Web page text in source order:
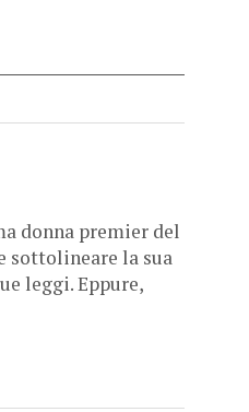
donna premier del
sottolineare la sua
leggi. Eppure,